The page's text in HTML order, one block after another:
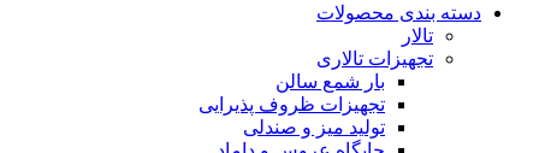
دسته بندی محصولات
تالار
تجهیزات تالاری
بار شمع سالن
تجهیزات ظروف پذیرایی
تولید میز و صندلی